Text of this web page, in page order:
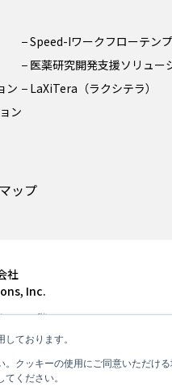
ております。
。クッキーの使用にご同意いただけ
ください。
ン
ン
Speed-Iワークフローテン
医薬研究開発支援ソリュー
LaXiTera（ラクシテラ）
ップ
社
Inc.
ワー26階